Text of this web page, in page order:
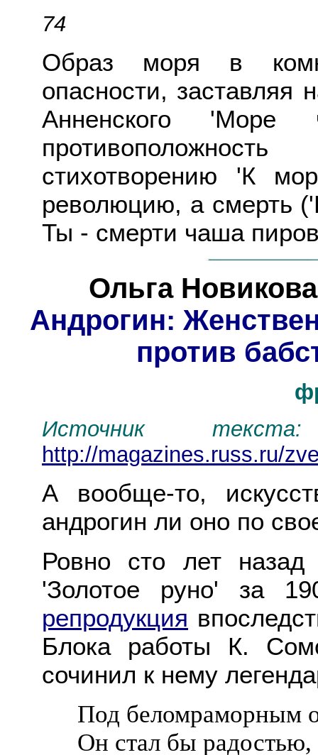
74
Образ моря в
опасности, заставляя
Анненского
стихотворению 'К
революцию, а смерть
Ты - смерти чаша
Ольга
Андрогин:
против
Источник текста:
http://magazines.russ.ru/
А вообще-то,
андрогин ли оно по
Ровно сто лет
'Золотое руно' за
репродукция
Блока работы К.
сочинил к нему
Под беломраморным
Он стал бы радостью,